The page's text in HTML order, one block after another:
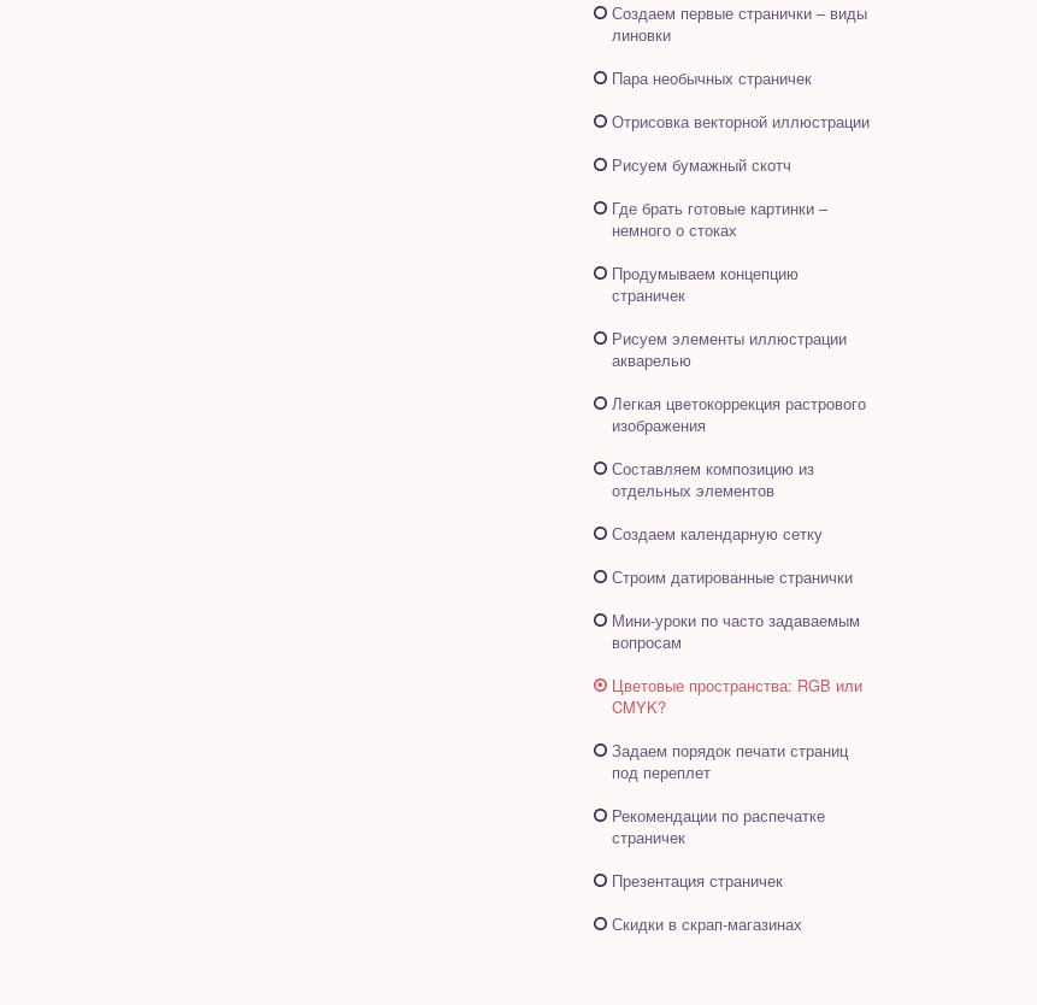
Создаем первые странички – виды
линовки
Пара необычных страничек
Отрисовка векторной иллюстрации
Рисуем бумажный скотч
Где брать готовые картинки –
немного о стоках
Продумываем концепцию
страничек
Рисуем элементы иллюстрации
акварелью
Легкая цветокоррекция растрового
изображения
Составляем композицию из
отдельных элементов
Создаем календарную сетку
Строим датированные странички
Мини-уроки по часто задаваемым
вопросам
Цветовые пространства: RGB или
CMYK?
Задаем порядок печати страниц
под переплет
Рекомендации по распечатке
страничек
Презентация страничек
Скидки в скрап-магазинах